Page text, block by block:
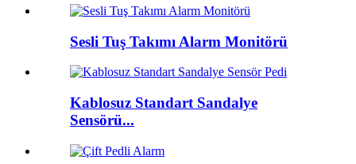
Sesli Tuş Takımı Alarm Monitörü
Kablosuz Standart Sandalye
Sensörü...